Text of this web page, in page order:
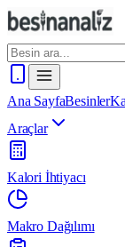
Ana SayfaBesinler
Araçlar
Kalori İhtiyacı
Makro Dağılımı